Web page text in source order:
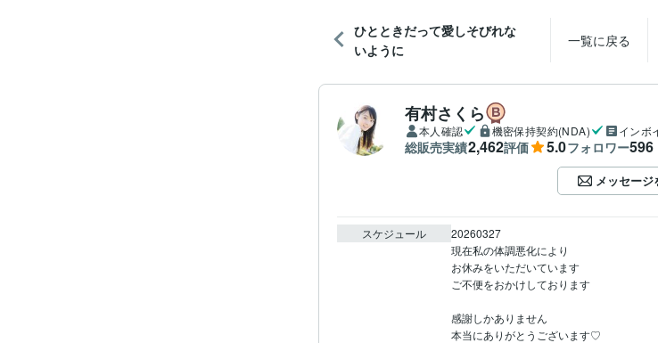
ひとときだって愛しそびれな
いように
一覧に戻る
有村さくら
本人確認 機密保持契約(NDA) インボ
総販売実績2,462評価 5.0フォロワー596
メッセージ
スケジュール
20260327
現在私の体調悪化により
お休みをいただいています
ご不便をおかけしております
感謝しかありません
本当にありがとうございます♡